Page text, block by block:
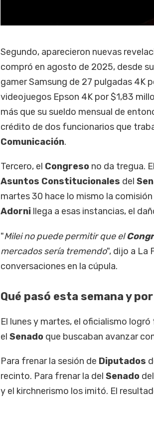
Segundo, aparecieron nuevas
compró en agosto de 2025, desde
gamer Samsung de 27 pulgadas 4K
videojuegos Epson 4K por $1,83
más que su sueldo mensual de
crédito de dos funcionarios que
Comunicación.
Tercero, el Congreso no da tregua.
Asuntos Constitucionales del
martes 30 hace lo mismo la comisión
Adorni llega a esas instancias, el
"Milei no puede permitir que el
mercados sería tremendo", dijo a La
conversaciones en la cúpula.
Qué pasó esta semana y
El lunes y martes, el oficialismo
el Senado que buscaban avanzar
Para frenar la sesión de Diputados
recinto. Para frenar la del Senado
y el kirchnerismo los imitó. El